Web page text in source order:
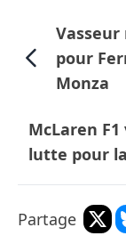
Vasseur
pour
Monza
McLaren
lutte pour
Partage